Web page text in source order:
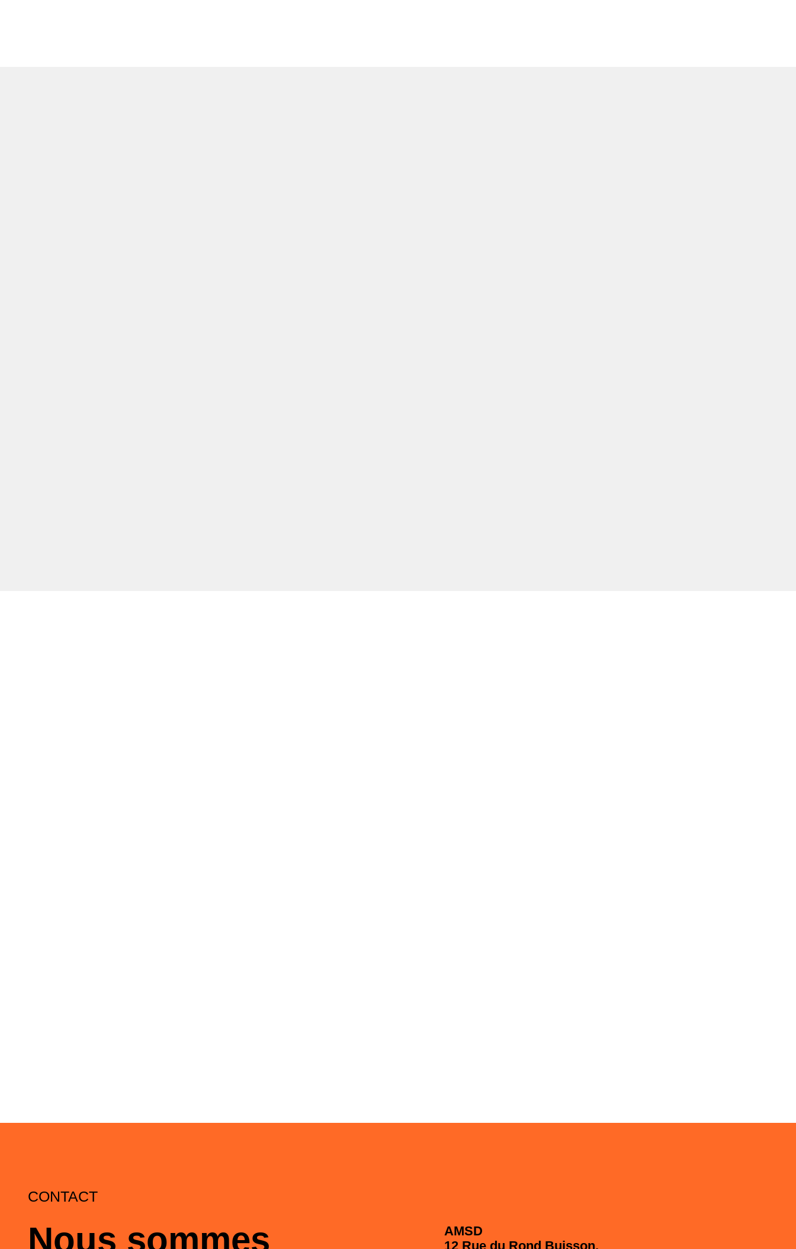
CONTACT
Nous sommes
AMSD
12 Rue du Rond Buisson,